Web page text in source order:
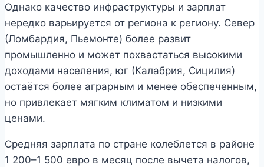
Однако качество инфраструктуры и зарплат
нередко варьируется от региона к региону. Север
(Ломбардия, Пьемонте) более развит
промышленно и может похвастаться высокими
доходами населения, юг (Калабрия, Сицилия)
остаётся более аграрным и менее обеспеченным,
но привлекает мягким климатом и низкими
ценами.
Средняя зарплата по стране колеблется в районе
1 200–1 500 евро в месяц после вычета налогов,